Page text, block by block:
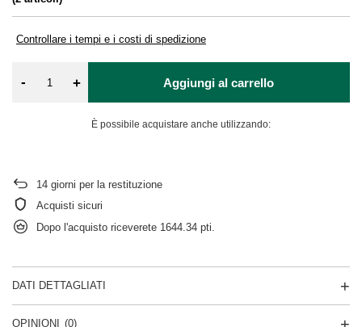
Controllare i tempi e i costi di spedizione
- + Aggiungi al carrello
È possibile acquistare anche utilizzando:
14 giorni per la restituzione
Acquisti sicuri
Dopo l'acquisto riceverete 1644.34 pti.
DATI DETTAGLIATI
OPINIONI (0)